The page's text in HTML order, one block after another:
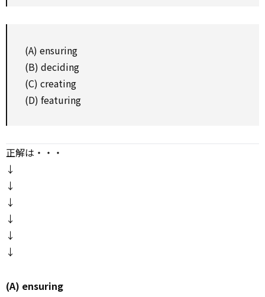
(A) ensuring
(B) deciding
(C) creating
(D) featuring
正解は・・・
↓
↓
↓
↓
↓
↓
(A) ensuring